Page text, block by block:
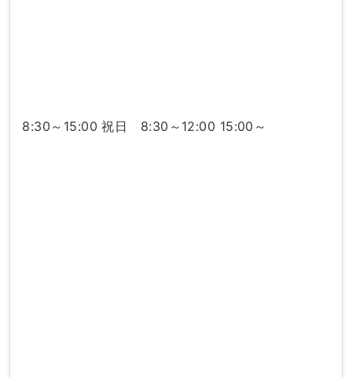
8:30～15:00 祝日 8:30～12:00 15:00～